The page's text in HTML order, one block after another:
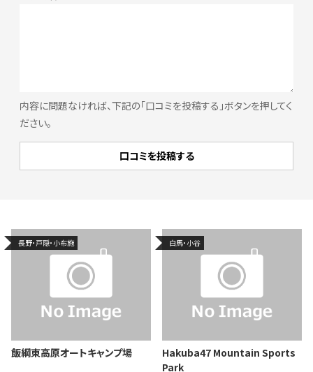
内容に問題なければ、下記の「口コミを投稿する」ボタンを押してく
ださい。
長野・戸隠・小布施
飯綱東高原オートキャンプ場
白馬・小谷
Hakuba47 Mountain Sports
Park